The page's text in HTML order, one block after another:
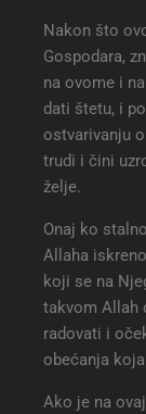
Nakon što
Gospodara,
na ovome i
dati štetu, i
ostvarivanju
trudi i čini
želje.
Onaj ko
Allaha
koji se na
takvom Allah
radovati i
obećanja
Ako je na